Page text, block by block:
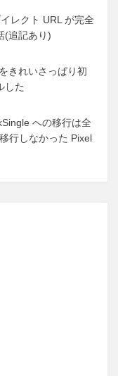
レクト URL が完全
(追記あり)
きれいさっぱり初
した
への移行は全
行しなかった Pixel